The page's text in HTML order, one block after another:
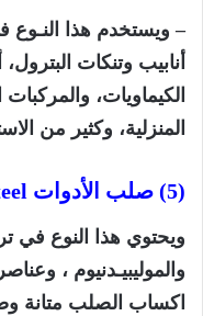
– ويستخدم هذا النـوع
أنابيب وتنكات
الكيماويات،
المنزلية، وكثير من
(5) صلب الأدوات
ويحتوي هذا النوع في
والموليبيـدنيوم ،
اكساب الصلب متانة